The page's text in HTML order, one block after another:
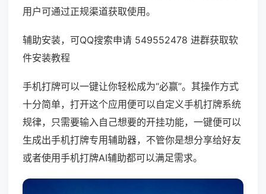
用户可通过正规渠道获取使用。
辅助安装，可QQ搜索申请 549552478 进群获取软
件安装教程
手机打牌可以一键让你轻松成为“必赢”。其操作方式
十分简单，打开这个应用便可以自定义手机打牌系统
规律，只需要输入自己想要的开挂功能，一键便可以
生成出手机打牌专用辅助器，不管你是想分享给好友
或者使用手机打牌AI辅助都可以满足需求。